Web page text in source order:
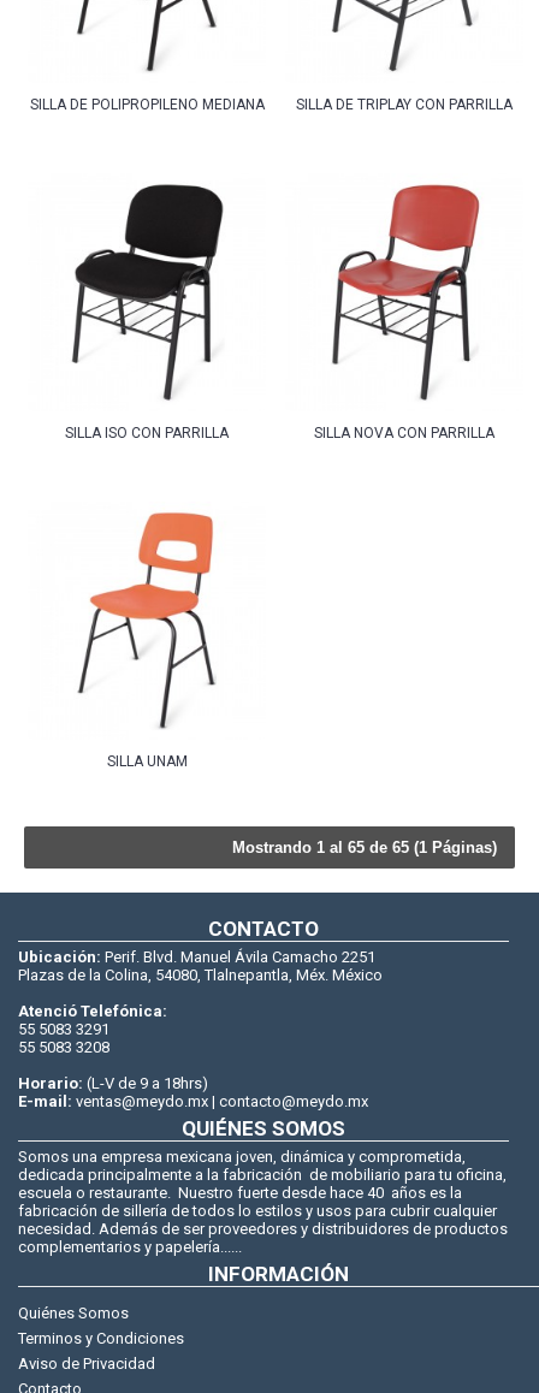
SILLA DE POLIPROPILENO MEDIANA SILLA DE TRIPLAY CON PARRILLA
SILLA ISO CON PARRILLA SILLA NOVA CON PARRILLA
SILLA UNAM
Mostrando 1 al 65 de 65 (1 Páginas)
CONTACTO
Ubicación: Perif. Blvd. Manuel Ávila Camacho 2251
Plazas de la Colina, 54080, Tlalnepantla, Méx. México
Atenció Telefónica:
55 5083 3291
55 5083 3208
Horario: (L-V de 9 a 18hrs)
E-mail: ventas@meydo.mx | contacto@meydo.mx
QUIÉNES SOMOS
Somos una empresa mexicana joven, dinámica y comprometida,
dedicada principalmente a la fabricación de mobiliario para tu oficina,
escuela o restaurante. Nuestro fuerte desde hace 40 años es la
fabricación de sillería de todos lo estilos y usos para cubrir cualquier
necesidad. Además de ser proveedores y distribuidores de productos
complementarios y papelería......
INFORMACIÓN
Quiénes Somos
Terminos y Condiciones
Aviso de Privacidad
Contacto